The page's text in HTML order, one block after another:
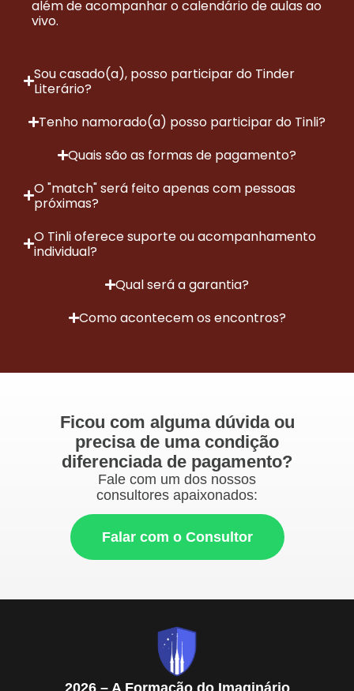
além de acompanhar o calendário de aulas ao
vivo.
Sou casado(a), posso participar do Tinder
Literário?
Tenho namorado(a) posso participar do Tinli?
Quais são as formas de pagamento?
O "match" será feito apenas com pessoas
próximas?
O Tinli oferece suporte ou acompanhamento
individual?
Qual será a garantia?
Como acontecem os encontros?
Ficou com alguma dúvida ou
precisa de uma condição
diferenciada de pagamento?
Fale com um dos nossos
consultores apaixonados:
Falar com o Consultor